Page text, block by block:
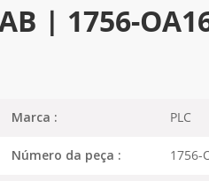
| 1756-
Marca : PLC
Número da peça : 1756-